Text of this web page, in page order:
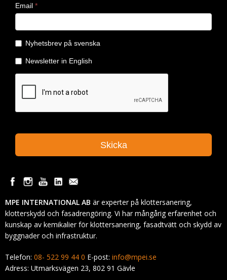
MPE INTERNATIONAL AB är experter på klottersanering,
klotterskydd och fasadrengöring. Vi har mångårig erfarenhet och
kunskap av kemikalier för klottersanering, fasadtvätt och skydd av
byggnader och infrastruktur.
Telefon: 08- 522 99 44 0 E-post: info@mpei.se
Adress: Utmarksvägen 23, 802 91 Gävle